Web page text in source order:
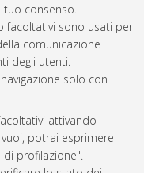
consenso.
facoltativi sono usati per
comunicazione
degli utenti.
solo con i
attivando
potrai esprimere
di profilazione".